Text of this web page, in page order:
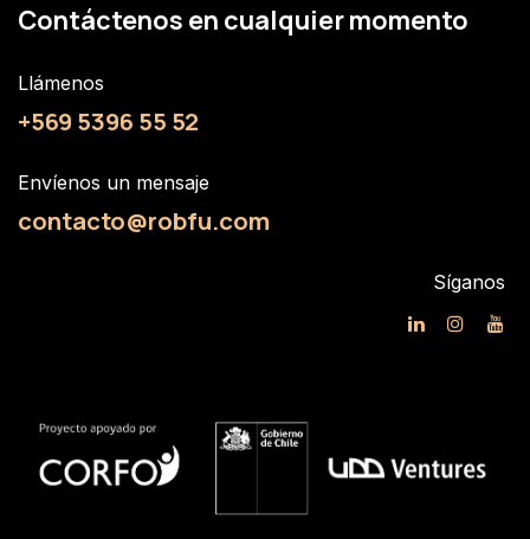
Contáctenos en cualquier momento
Llámenos
+569 5396 55 52
Envíenos un mensaje
contacto@robfu.com
Síganos